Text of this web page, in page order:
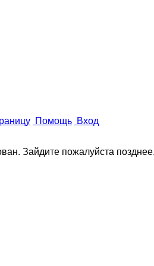
Помощь Вход
Зайдите пожалуйста